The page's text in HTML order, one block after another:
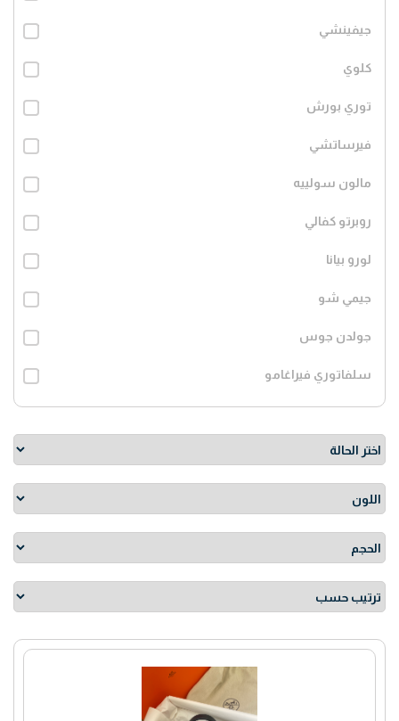
جيفينشي
كلوي
توري بورش
فيرساتشي
مالون سولييه
روبرتو كفالي
لورو بيانا
جيمي شو
جولدن جوس
سلفاتوري فيراغامو